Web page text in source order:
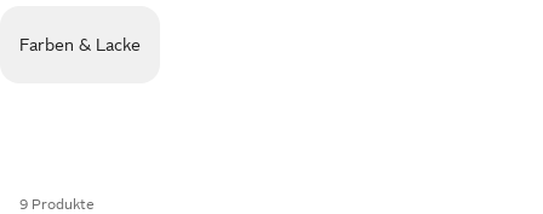
Farben & Lacke
9 Produkte